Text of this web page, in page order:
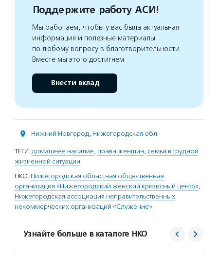
Поддержите работу АСИ!
Мы работаем, чтобы у вас была актуальная
информация и полезные материалы
по любому вопросу в благотворительности.
Вместе мы этого достигнем
Внести вклад
Нижний Новгород, Нижегородская обл.
ТЕГИ: домашнее насилие, права женщин, семьи в трудной
жизненной ситуации
НКО: Нижегородская областная общественная
организация «Нижегородский женский кризисный центр»,
Нижегородская ассоциация неправительственных
некоммерческих организаций «Служение»
Узнайте больше в каталоге НКО